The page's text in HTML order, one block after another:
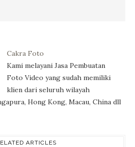
Cakra Foto
Kami melayani Jasa Pembuatan
Foto Video yang sudah memiliki
klien dari seluruh wilayah
Hong Kong, Macau, China dll
ARTICLES